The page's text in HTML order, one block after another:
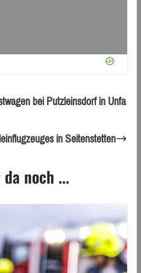
bei Putzleinsdorf in Unfa
in Seitenstetten
noch ...